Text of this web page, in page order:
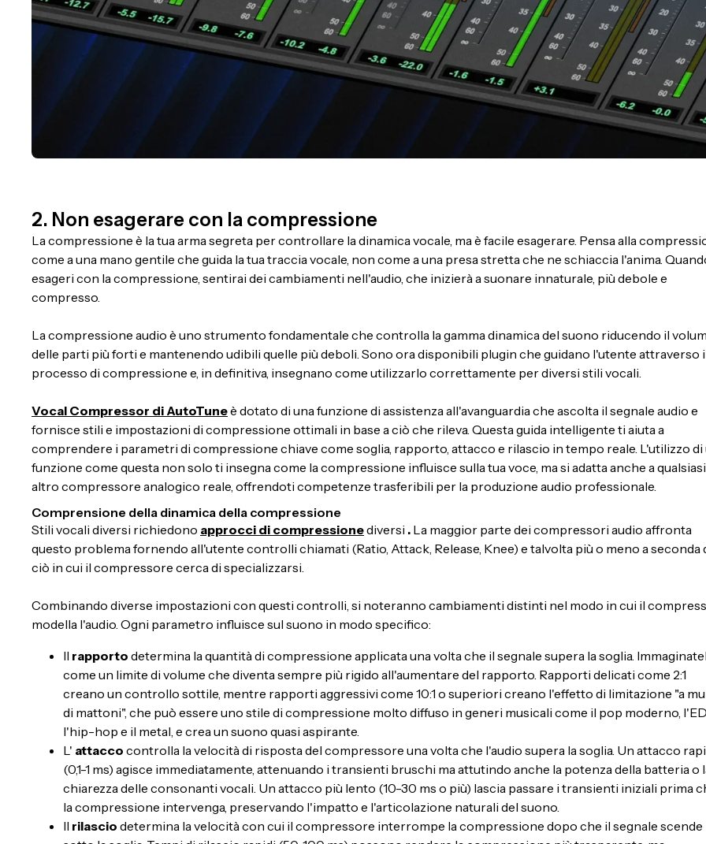
2. Non esagerare con la compressione
La compressione è la tua arma segreta per controllare la dinamica vocale, ma è facile esagerare. Pensa alla
come a una mano gentile che guida la tua traccia vocale, non come a una presa stretta che ne schiaccia l'anima.
esageri con la compressione, sentirai dei cambiamenti nell'audio, che inizierà a suonare innaturale, più debole e
compresso.
La compressione audio è uno strumento fondamentale che controlla la gamma dinamica del suono riducendo il
delle parti più forti e mantenendo udibili quelle più deboli. Sono ora disponibili plugin che guidano l'utente attraverso
processo di compressione e, in definitiva, insegnano come utilizzarlo correttamente per diversi stili vocali.
Vocal Compressor di AutoTuneè dotato di una funzione di assistenza all'avanguardia che ascolta il segnale audio e
fornisce stili e impostazioni di compressione ottimali in base a ciò che rileva. Questa guida intelligente ti aiuta a
comprendere i parametri di compressione chiave come soglia, rapporto, attacco e rilascio in tempo reale. L'utilizzo di
funzione come questa non solo ti insegna come la compressione influisce sulla tua voce, ma si adatta anche a qualsiasi
altro compressore analogico reale, offrendoti competenze trasferibili per la produzione audio professionale.
Comprensione della dinamica della compressione
Stili vocali diversi richiedono approcci di compressionediversi . La maggior parte dei compressori audio affronta
questo problema fornendo all'utente controlli chiamati (Ratio, Attack, Release, Knee) e talvolta più o meno a seconda
ciò in cui il compressore cerca di specializzarsi.
Combinando diverse impostazioni con questi controlli, si noteranno cambiamenti distinti nel modo in cui il
modella l'audio. Ogni parametro influisce sul suono in modo specifico:
Il rapporto determina la quantità di compressione applicata una volta che il segnale supera la soglia.
come un limite di volume che diventa sempre più rigido all'aumentare del rapporto. Rapporti delicati come 2:1
creano un controllo sottile, mentre rapporti aggressivi come 10:1 o superiori creano l'effetto di limitazione "a
di mattoni", che può essere uno stile di compressione molto diffuso in generi musicali come il pop moderno,
l'hip-hop e il metal, e crea un suono quasi aspirante.
L' attacco controlla la velocità di risposta del compressore una volta che l'audio supera la soglia. Un attacco
(0,1-1 ms) agisce immediatamente, attenuando i transienti bruschi ma attutindo anche la potenza della batteria o
chiarezza delle consonanti vocali. Un attacco più lento (10-30 ms o più) lascia passare i transienti iniziali prima
la compressione intervenga, preservando l'impatto e l'articolazione naturali del suono.
Il rilascio determina la velocità con cui il compressore interrompe la compressione dopo che il segnale scende